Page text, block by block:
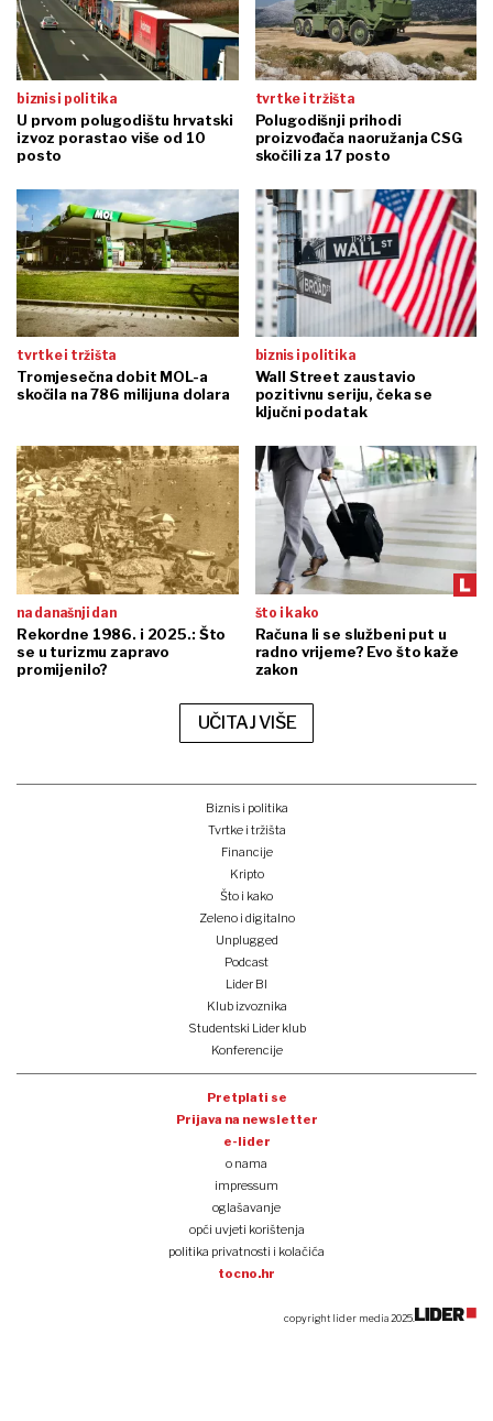
biznis i politika
U prvom polugodištu hrvatski
izvoz porastao više od 10
posto
tvrtke i tržišta
Polugodišnji prihodi
proizvođača naoružanja CSG
skočili za 17 posto
tvrtke i tržišta
Tromjesečna dobit MOL-a
skočila na 786 milijuna dolara
biznis i politika
Wall Street zaustavio
pozitivnu seriju, čeka se
ključni podatak
na današnji dan
Rekordne 1986. i 2025.: Što
se u turizmu zapravo
promijenilo?
što i kako
Računa li se službeni put u
radno vrijeme? Evo što kaže
zakon
UČITAJ VIŠE
Biznis i politika
Tvrtke i tržišta
Financije
Kripto
Što i kako
Zeleno i digitalno
Unplugged
Podcast
Lider BI
Klub izvoznika
Studentski Lider klub
Konferencije
Pretplati se
Prijava na newsletter
e-lider
o nama
impressum
oglašavanje
opći uvjeti korištenja
politika privatnosti i kolačića
tocno.hr
copyright lider media 2025.